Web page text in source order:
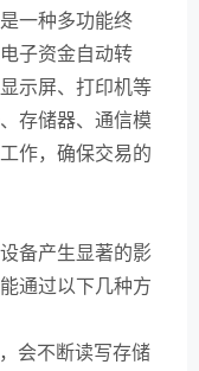
一种多功能终
子资金自动转
示屏、打印机等
存储器、通信模
作，确保交易的
备产生显著的影
通过以下几种方
会不断读写存储